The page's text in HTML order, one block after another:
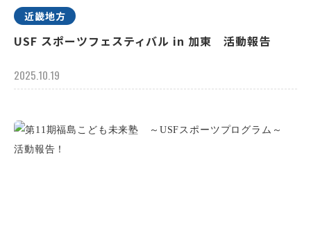
近畿地方
USF スポーツフェスティバル in 加東 活動報告
2025.10.19